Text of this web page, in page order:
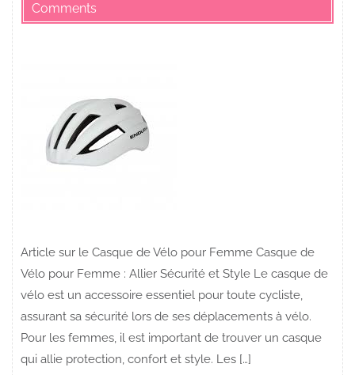
Comments
Article sur le Casque de Vélo pour Femme Casque de
Vélo pour Femme : Allier Sécurité et Style Le casque de
vélo est un accessoire essentiel pour toute cycliste,
assurant sa sécurité lors de ses déplacements à vélo.
Pour les femmes, il est important de trouver un casque
qui allie protection, confort et style. Les […]